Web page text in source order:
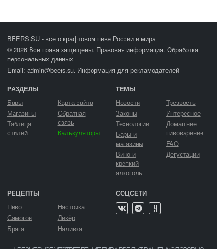
BEERS.SU - все о крафтовом пиве России и мира
© 2026 Все права защищены. Правовая информация. Обработка
персональных данных
Email: admin@beers.su. Информация для рекламодателей
РАЗДЕЛЫ
Бары
Магазины
Таблица
стилей
Карта сайта
Обратная
связь
Калькуляторы
ТЕМЫ
Новости
Законы
Технологии
Бары и
магазины
Вино и
крепкий
алкоголь
Трезвость
Интересное
Домашнее
пивоварение
FAQ
Дегустации
РЕЦЕПТЫ
Пиво
Самогон
Брага
Настойка
Ликёр
Наливка
СОЦСЕТИ